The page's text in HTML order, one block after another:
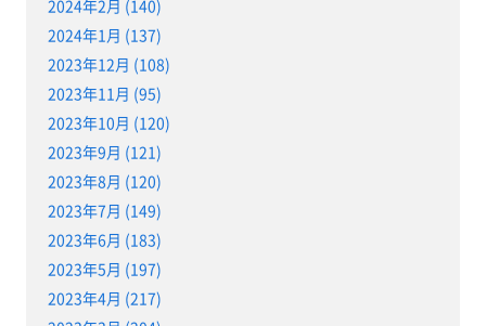
2024年2月 (140)
2024年1月 (137)
2023年12月 (108)
2023年11月 (95)
2023年10月 (120)
2023年9月 (121)
2023年8月 (120)
2023年7月 (149)
2023年6月 (183)
2023年5月 (197)
2023年4月 (217)